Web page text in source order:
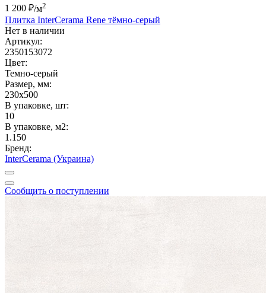
1 200 ₽/м2
Плитка InterCerama Rene тёмно-серый
Нет в наличии
Артикул:
2350153072
Цвет:
Темно-серый
Размер, мм:
230x500
В упаковке, шт:
10
В упаковке, м2:
1.150
Бренд:
InterCerama (Украина)
Сообщить о поступлении